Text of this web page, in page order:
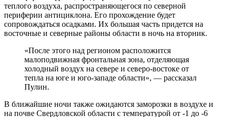
теплого воздуха, распространяющегося по северной
периферии антициклона. Его прохождение будет
сопровождаться осадками. Их большая часть придется на
восточные и северные районы области в ночь на вторник.
«После этого над регионом расположится
малоподвижная фронтальная зона, отделяющая
холодный воздух на севере и северо-востоке от
тепла на юге и юго-западе области», — рассказал
Пулин.
В ближайшие ночи также ожидаются заморозки в воздухе и
на почве Свердловской области с температурой от -1 до -6